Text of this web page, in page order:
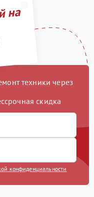
на
техники через
скидка
конфиденциальности